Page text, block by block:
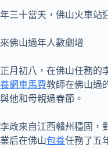
年三十當天，佛山火車站
來佛山過年人數劇增
正月初八，在佛山任務的
養網車馬費教師在佛山過
與他和母親過春節。
李政來自江西贛州穩固，
業后在佛山包養任務了五